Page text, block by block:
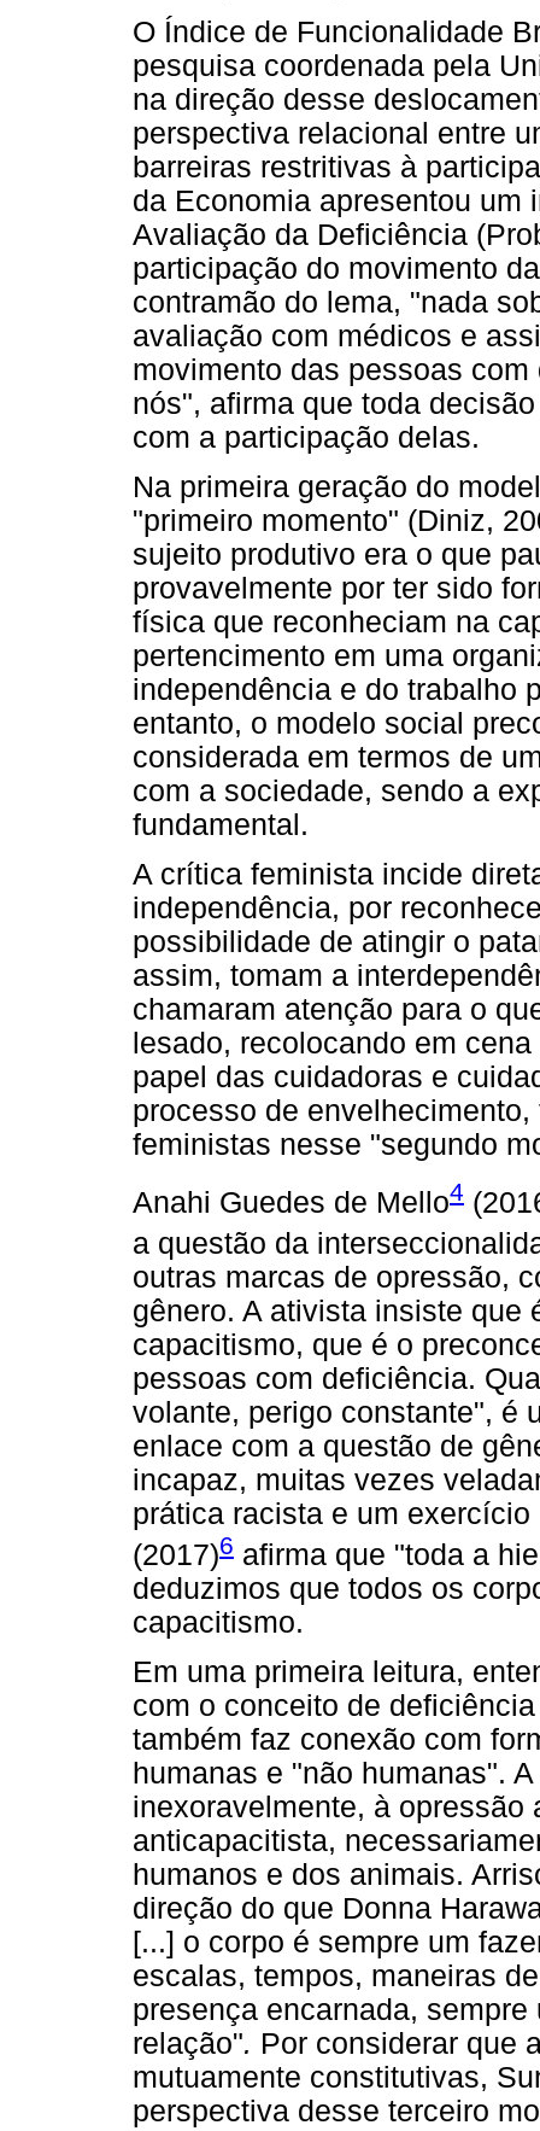
O Índice de Funcionalidade
pesquisa coordenada pela
na direção desse
perspectiva relacional entre
barreiras restritivas à
da Economia apresentou um
Avaliação da Deficiência
participação do movimento
contramão do lema, "nada
avaliação com médicos e
movimento das pessoas
nós", afirma que toda
com a participação delas.
Na primeira geração do
"primeiro momento" (Diniz,
sujeito produtivo era o que
provavelmente por ter sido
física que reconheciam na
pertencimento em uma
independência e do trabalho
entanto, o modelo social
considerada em termos de
com a sociedade, sendo a
fundamental.
A crítica feminista incide
independência, por
possibilidade de atingir o
assim, tomam a
chamaram atenção para o
lesado, recolocando em
papel das cuidadoras e
processo de
feministas nesse "segundo
Anahi Guedes de Mello4
a questão da
outras marcas de opressão,
gênero. A ativista insiste que
capacitismo, que é o
pessoas com deficiência.
volante, perigo constante", é
enlace com a questão de
incapaz, muitas vezes
prática racista e um
(2017)6 afirma que "toda a
deduzimos que todos os
capacitismo.
Em uma primeira leitura,
com o conceito de
também faz conexão com
humanas e "não humanas".
inexoravelmente, à
anticapacitista,
humanos e dos animais.
direção do que Donna
[...] o corpo é sempre um
escalas, tempos, maneiras
presença encarnada,
relação". Por considerar que
mutuamente constitutivas,
perspectiva desse terceiro